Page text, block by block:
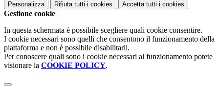
Personalizza Rifiuta tutti i cookies Accetta tutti i cookies
Gestione cookie
In questa schermata è possibile scegliere quali cookie consentire.
I cookie necessari sono quelli che consentono il funzionamento della
piattaforma e non è possibile disabilitarli.
Per conoscere quali sono i cookie necessari al funzionamento potete
visionare la COOKIE POLICY.